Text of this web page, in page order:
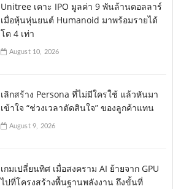
Unitree เคาะ IPO มูลค่า 9 พันล้านดอลลาร์
เมื่อหุ้นหุ่นยนต์ Humanoid มาพร้อมรายได้
โต 4 เท่า
August 10, 2026
เลิกสร้าง Persona ที่ไม่มีใครใช้ แล้วหันมา
เข้าใจ “ช่วงเวลาตัดสินใจ” ของลูกค้าแทน
August 9, 2026
เกมเปลี่ยนทิศ เมื่อสงคราม AI ย้ายจาก GPU
ไปที่โครงสร้างพื้นฐานพลังงาน ถึงขั้นที่